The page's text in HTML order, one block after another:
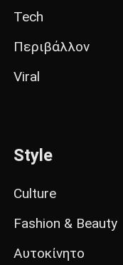
Tech
Περιβάλλον
Viral
Style
Culture
Fashion & Beauty
Αυτοκίνητο